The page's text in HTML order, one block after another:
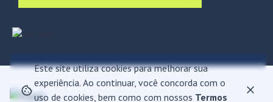
Este site utiliza cookies para melhorar sua
experiência. Ao continuar, você concorda com o
uso de cookies, bem como com nossos Termos